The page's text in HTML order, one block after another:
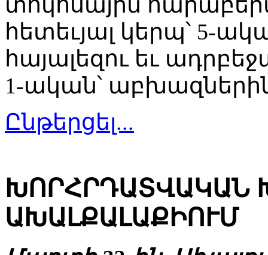
հետեւյալ կերպ՝ 5-
հայալեզու եւ
1-ական՝ աբխազներին
Ընթերցել...
ԽՈՐՀՐԴԱՏՎԱԿԱՆ
ԱԽԱԼՔԱԼԱՔԻՈՒՄ